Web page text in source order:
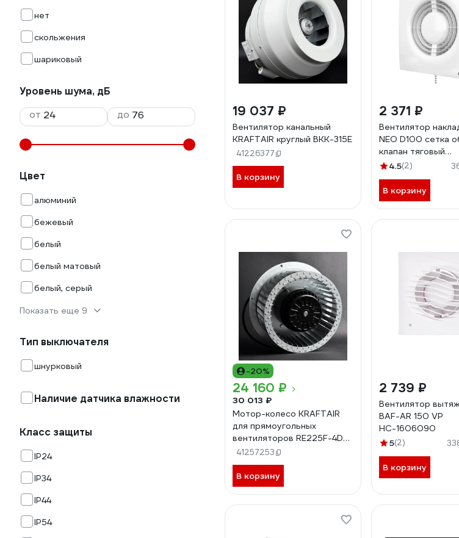
нет
скольжения
шариковый
Уровень шума, дБ
от
до
Цвет
алюминий
бежевый
белый
белый матовый
белый, серый
Показать еще 9
Тип выключателя
шнурковый
Наличие датчика влажности
Класс защиты
IP24
IP34
IP44
IP54
19 037 ₽
Вентилятор канальный
KRAFTAIR круглый ВКК-315Е
41226377
В корзину
2 371 ₽
Вентилятор
NEO D100 сетка
клапан тяговый
выключатель
4.5(2)
В корзину
-20%
24 160 ₽
30 013 ₽
Мотор-колесо KRAFTAIR
для прямоугольных
вентиляторов RE225F-4D-
AC0E
41257253
В корзину
2 739 ₽
Вентилятор
BAF-AR 150 VP
НС-1606090
5(2)
В корзину